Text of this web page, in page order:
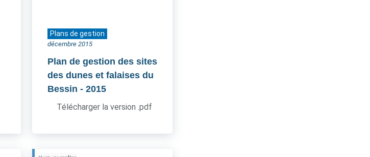
Plans de gestion
décembre 2015
Plan de gestion des sites
des dunes et falaises du
Bessin - 2015
Télécharger la version .pdf